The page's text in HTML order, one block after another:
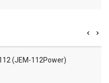
(JEM-112Power)